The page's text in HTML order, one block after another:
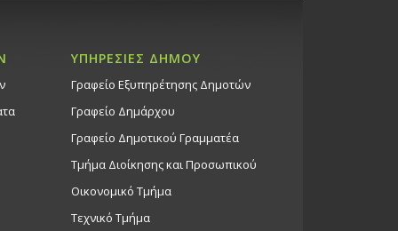
ΥΠΗΡΕΣΙΕΣ ΔΗΜΟΥ
Γραφείο Εξυπηρέτησης Δημοτών
Γραφείο Δημάρχου
Γραφείο Δημοτικού Γραμματέα
Τμήμα Διοίκησης και Προσωπικού
Οικονομικό Τμήμα
Τεχνικό Τμήμα